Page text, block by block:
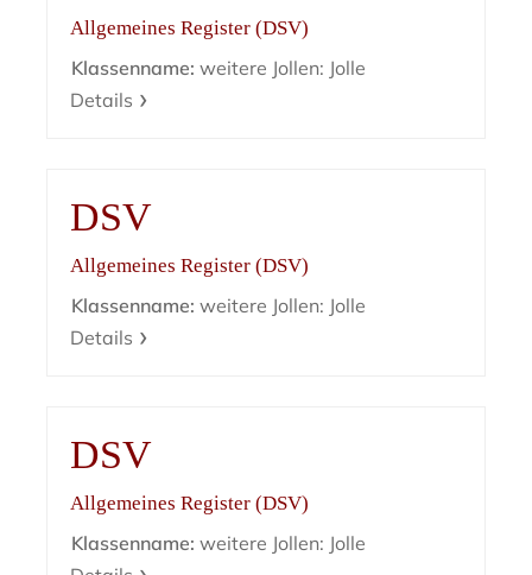
Allgemeines Register (DSV)
Klassenname: weitere Jollen: Jolle
Details
DSV
Allgemeines Register (DSV)
Klassenname: weitere Jollen: Jolle
Details
DSV
Allgemeines Register (DSV)
Klassenname: weitere Jollen: Jolle